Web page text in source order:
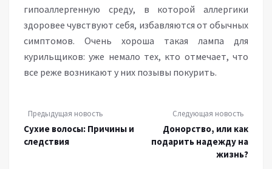
гипоаллергенную среду, в которой аллергики
здоровее чувствуют себя, избавляются от обычных
симптомов. Очень хороша такая лампа для
курильщиков: уже немало тех, кто отмечает, что
все реже возникают у них позывы покурить.
Предыдущая новость
Сухие волосы: Причины и
следствия
Следующая новость
Донорство, или как
подарить надежду на
жизнь?